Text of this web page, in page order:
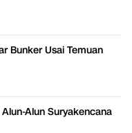
Bunker Usai Temuan
Alun Suryakencana